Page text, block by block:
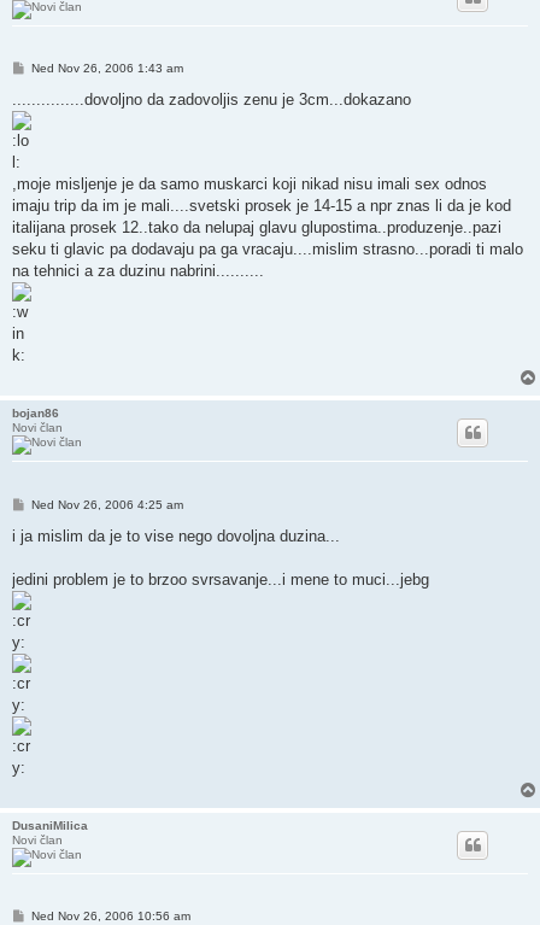
Post
Ned Nov 26, 2006 1:43 am
...............dovoljno da zadovoljis zenu je 3cm...dokazano
,moje misljenje je da samo muskarci koji nikad nisu imali sex odnos
imaju trip da im je mali....svetski prosek je 14-15 a npr znas li da je kod
italijana prosek 12..tako da nelupaj glavu glupostima..produzenje..pazi
seku ti glavic pa dodavaju pa ga vracaju....mislim strasno...poradi ti malo
na tehnici a za duzinu nabrini..........
bojan86
Novi član
Post
Ned Nov 26, 2006 4:25 am
i ja mislim da je to vise nego dovoljna duzina...
jedini problem je to brzoo svrsavanje...i mene to muci...jebg
DusaniMilica
Novi član
Post
Ned Nov 26, 2006 10:56 am